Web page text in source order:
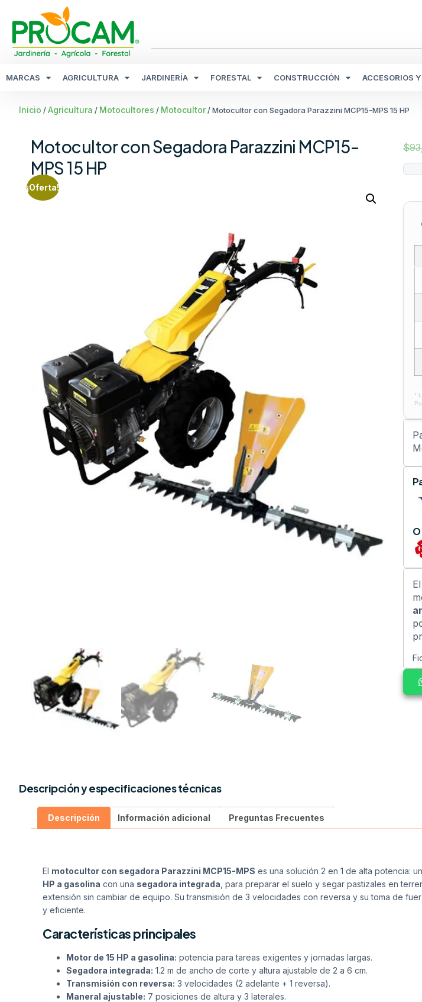
MARCAS AGRICULTURA JARDINERÍA FORESTAL CONSTRUCCIÓN ACCESORIOS
Inicio /Agricultura / Motocultores / Motocultor/ Motocultor con Segadora Parazzini MCP15-MPS 15 HP
Motocultor con Segadora Parazzini MCP15-
MPS 15 HP
¡Oferta!
$
*
El
Descripción y especificaciones técnicas
Descripción Información adicional Preguntas Frecuentes
El motocultor con segadora Parazzini MCP15-MPS es una solución 2 en 1 de alta potencia:
HP a gasolina con una segadora integrada , para preparar el suelo y segar pastizales en
extensión sin cambiar de equipo. Su transmisión de 3 velocidades con reversa y su toma de
y eficiente.
Características principales
Motor de 15 HP a gasolina: potencia para tareas exigentes y jornadas largas.
Segadora integrada: 1.2 m de ancho de corte y altura ajustable de 2 a 6 cm.
Transmisión con reversa: 3 velocidades (2 adelante + 1 reversa).
Maneral ajustable: 7 posiciones de altura y 3 laterales.